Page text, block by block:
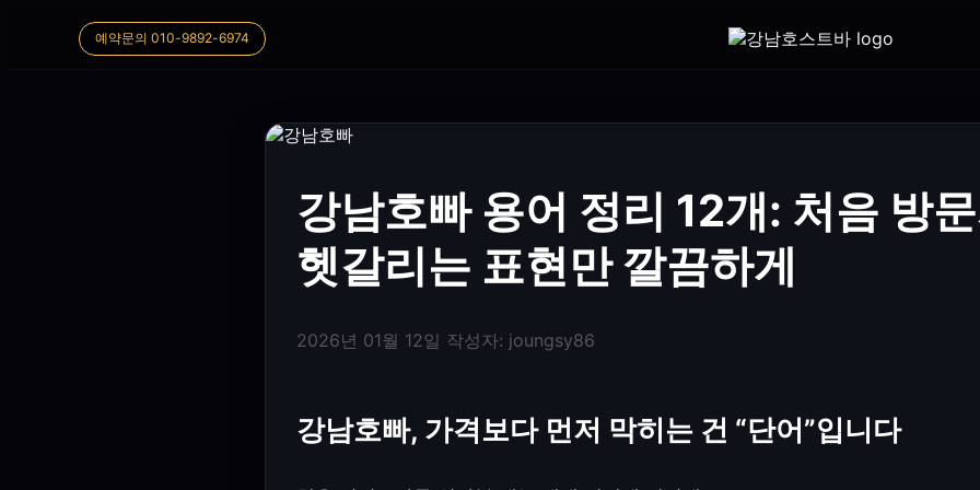
예약문의 010-9892-6974
강남호빠 용어 정리 12개: 처음 방
헷갈리는 표현만 깔끔하게
2026년 01월 12일 작성자: joungsy86
강남호빠, 가격보다 먼저 막히는 건 “단어”입니다